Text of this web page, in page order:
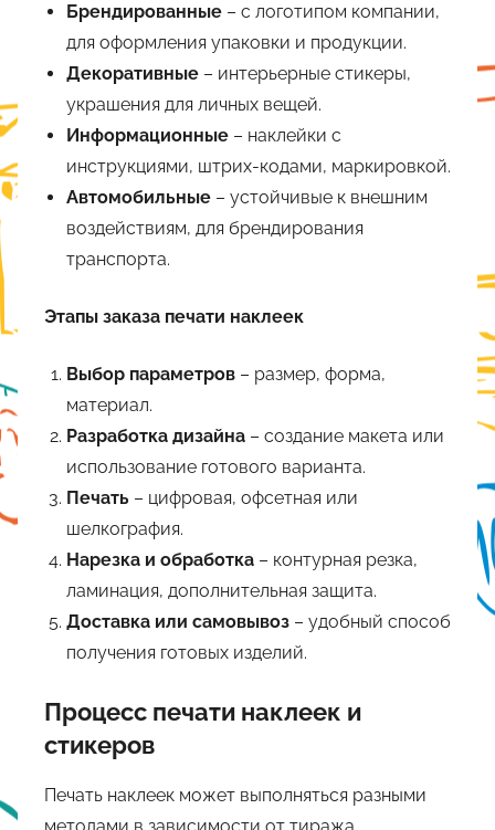
Брендированные – с логотипом компании,
для оформления упаковки и продукции.
Декоративные – интерьерные стикеры,
украшения для личных вещей.
Информационные – наклейки с
инструкциями, штрих-кодами, маркировкой.
Автомобильные – устойчивые к внешним
воздействиям, для брендирования
транспорта.
Этапы заказа печати наклеек
Выбор параметров – размер, форма,
материал.
Разработка дизайна – создание макета или
использование готового варианта.
Печать – цифровая, офсетная или
шелкография.
Нарезка и обработка – контурная резка,
ламинация, дополнительная защита.
Доставка или самовывоз – удобный способ
получения готовых изделий.
Процесс печати наклеек и
стикеров
Печать наклеек может выполняться разными
методами в зависимости от тиража,